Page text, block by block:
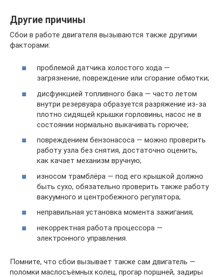
Другие причины
Сбои в работе двигателя вызываются также другими
факторами:
проблемой датчика холостого хода —
загрязнение, повреждение или сгорание обмотки;
дисфункцией топливного бака — часто летом
внутри резервуара образуется разряжение из‐за
плотно сидящей крышки горловины, насос не в
состоянии нормально выкачивать горючее;
повреждением бензонасоса — можно проверить
работу узла без снятия, достаточно оценить,
как качает механизм вручную;
износом трамблёра — под его крышкой должно
быть сухо, обязательно проверить также работу
вакуумного и центробежного регулятора;
неправильная установка момента зажигания;
некорректная работа процессора —
электронного управления.
Помните, что сбои вызывает также сам двигатель —
поломки маслосъёмных колец, прогар поршней, задиры